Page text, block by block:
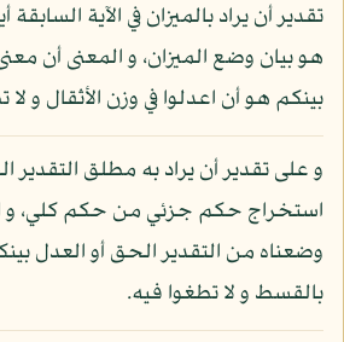
تقدير أن يراد بالميزان في الآية السابقة
هو بيان وضع الميزان، و المعنى أن
بينكم هو أن اعدلوا في وزن الأثقال و
و على تقدير أن يراد به مطلق التقدير
استخراج حكم جزئي من حكم كلي، و
وضعناه من التقدير الحق أو العدل
بالقسط و لا تطغوا فيه.